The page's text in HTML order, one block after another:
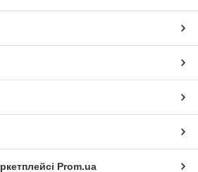
Prom.ua